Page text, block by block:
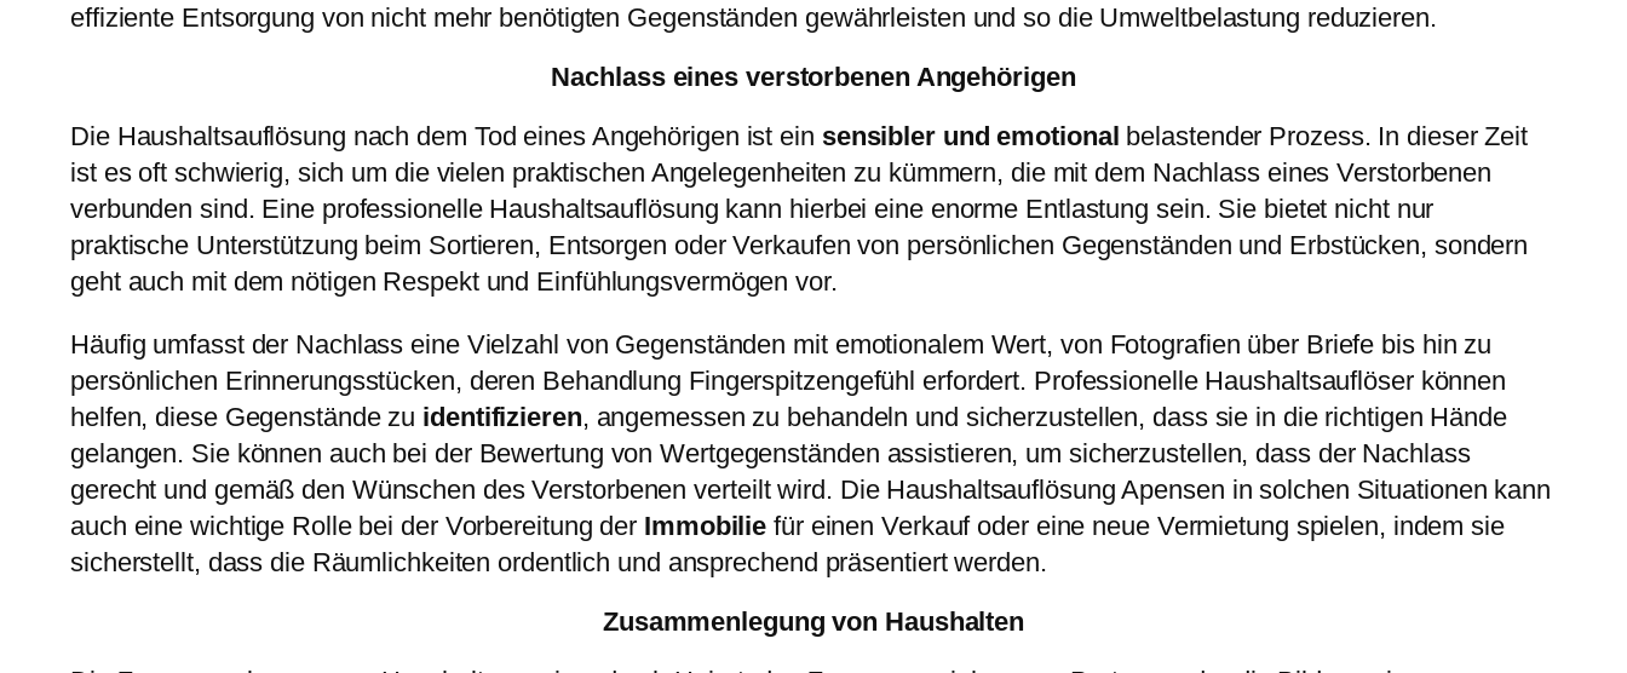
effiziente Entsorgung von nicht mehr benötigten Gegenständen gewährleisten und so die Umweltbelastung reduzieren.
Nachlass eines verstorbenen Angehörigen
Die Haushaltsauflösung nach dem Tod eines Angehörigen ist ein sensibler und emotional belastender Prozess. In dieser Zeit
ist es oft schwierig, sich um die vielen praktischen Angelegenheiten zu kümmern, die mit dem Nachlass eines Verstorbenen
verbunden sind. Eine professionelle Haushaltsauflösung kann hierbei eine enorme Entlastung sein. Sie bietet nicht nur
praktische Unterstützung beim Sortieren, Entsorgen oder Verkaufen von persönlichen Gegenständen und Erbstücken, sondern
geht auch mit dem nötigen Respekt und Einfühlungsvermögen vor.
Häufig umfasst der Nachlass eine Vielzahl von Gegenständen mit emotionalem Wert, von Fotografien über Briefe bis hin zu
persönlichen Erinnerungsstücken, deren Behandlung Fingerspitzengefühl erfordert. Professionelle Haushaltsauflöser können
helfen, diese Gegenstände zu identifizieren, angemessen zu behandeln und sicherzustellen, dass sie in die richtigen Hände
gelangen. Sie können auch bei der Bewertung von Wertgegenständen assistieren, um sicherzustellen, dass der Nachlass
gerecht und gemäß den Wünschen des Verstorbenen verteilt wird. Die Haushaltsauflösung Apensen in solchen Situationen kann
auch eine wichtige Rolle bei der Vorbereitung der Immobilie für einen Verkauf oder eine neue Vermietung spielen, indem sie
sicherstellt, dass die Räumlichkeiten ordentlich und ansprechend präsentiert werden.
Zusammenlegung von Haushalten